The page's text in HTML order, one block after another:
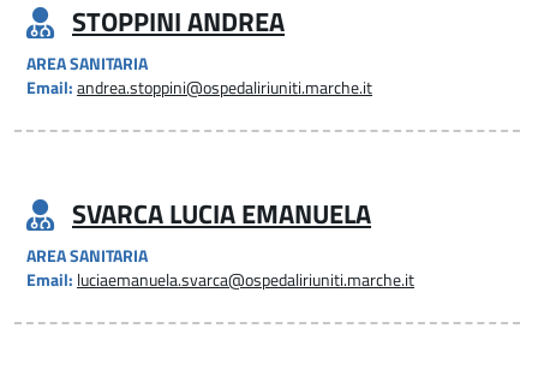
STOPPINI ANDREA
AREA SANITARIA
Email: andrea.stoppini@ospedaliriuniti.marche.it
SVARCA LUCIA EMANUELA
AREA SANITARIA
Email: luciaemanuela.svarca@ospedaliriuniti.marche.it